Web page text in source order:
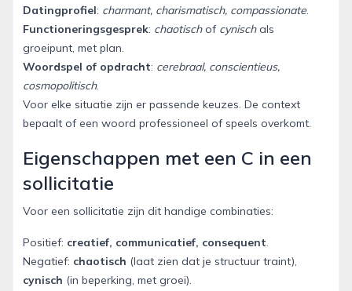
Datingprofiel: charmant, charismatisch, compassionate.
Functioneringsgesprek: chaotischof cynischals
groeipunt, met plan.
Woordspel of opdracht: cerebraal, conscientieus,
cosmopolitisch.
Voor elke situatie zijn er passende keuzes. De context
bepaalt of een woord professioneel of speels overkomt.
Eigenschappen met een C in een
sollicitatie
Voor een sollicitatie zijn dit handige combinaties:
Positief: creatief, communicatief, consequent.
Negatief: chaotisch (laat zien dat je structuur traint),
cynisch (in beperking, met groei).